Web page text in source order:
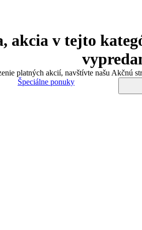
akcia v tejto
platných akcií, navštívte našu Akčnú
Špeciálne ponuky